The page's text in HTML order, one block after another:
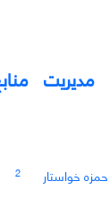
مدیریت
حمزه خواستار 2